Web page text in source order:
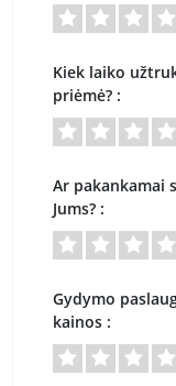
Kiek laiko
priėmė? :
Ar pakankamai
Jums? :
Gydymo
kainos :